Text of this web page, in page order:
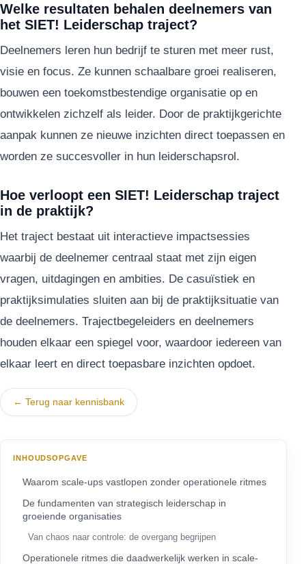
Welke resultaten behalen deelnemers van
het SIET! Leiderschap traject?
Deelnemers leren hun bedrijf te sturen met meer rust,
visie en focus. Ze kunnen schaalbare groei realiseren,
bouwen een toekomstbestendige organisatie op en
ontwikkelen zichzelf als leider. Door de praktijkgerichte
aanpak kunnen ze nieuwe inzichten direct toepassen en
worden ze succesvoller in hun leiderschapsrol.
Hoe verloopt een SIET! Leiderschap traject
in de praktijk?
Het traject bestaat uit interactieve impactsessies
waarbij de deelnemer centraal staat met zijn eigen
vragen, uitdagingen en ambities. De casuïstiek en
praktijksimulaties sluiten aan bij de praktijksituatie van
de deelnemers. Trajectbegeleiders en deelnemers
houden elkaar een spiegel voor, waardoor iedereen van
elkaar leert en direct toepasbare inzichten opdoet.
← Terug naar kennisbank
INHOUDSOPGAVE
Waarom scale-ups vastlopen zonder operationele ritmes
De fundamenten van strategisch leiderschap in
groeiende organisaties
Van chaos naar controle: de overgang begrijpen
Operationele ritmes die daadwerkelijk werken in scale-